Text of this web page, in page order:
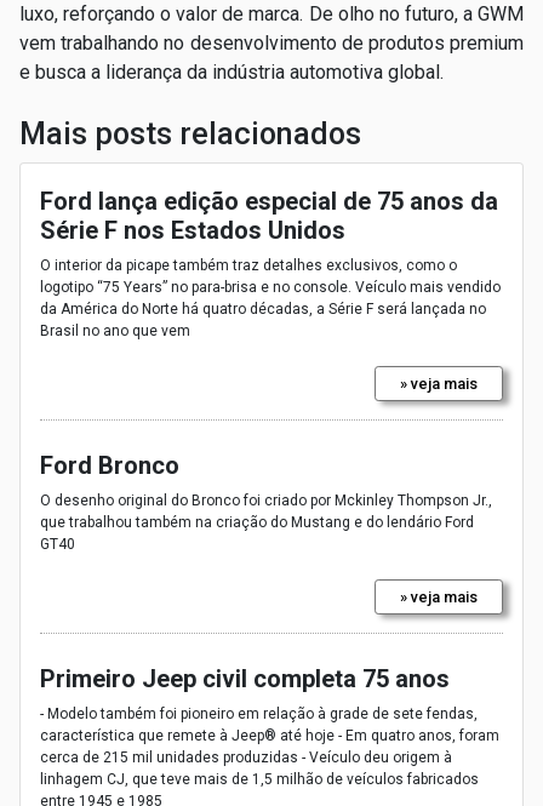
luxo, reforçando o valor de marca. De olho no futuro, a GWM
vem trabalhando no desenvolvimento de produtos premium
e busca a liderança da indústria automotiva global.
Mais posts relacionados
Ford lança edição especial de 75 anos da
Série F nos Estados Unidos
O interior da picape também traz detalhes exclusivos, como o
logotipo “75 Years” no para-brisa e no console. Veículo mais vendido
da América do Norte há quatro décadas, a Série F será lançada no
Brasil no ano que vem
» veja mais
Ford Bronco
O desenho original do Bronco foi criado por Mckinley Thompson Jr.,
que trabalhou também na criação do Mustang e do lendário Ford
GT40
» veja mais
Primeiro Jeep civil completa 75 anos
- Modelo também foi pioneiro em relação à grade de sete fendas,
característica que remete à Jeep® até hoje - Em quatro anos, foram
cerca de 215 mil unidades produzidas - Veículo deu origem à
linhagem CJ, que teve mais de 1,5 milhão de veículos fabricados
entre 1945 e 1985